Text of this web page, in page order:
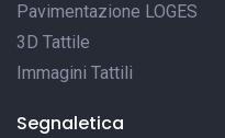
Pavimentazione LOGES
3D Tattile
Immagini Tattili
Segnaletica